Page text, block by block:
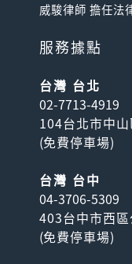
威駿律師 擔任法
服務據點
台灣 台北
02-7713-4919
104台北市中
(免費停車場)
台灣 台中
04-3706-5309
403台中市西
(免費停車場)